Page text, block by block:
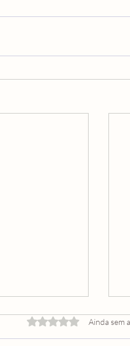
Avaliado com 0 de 5
Ainda sem